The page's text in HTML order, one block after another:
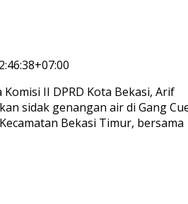
II DPRD Kota Bekasi, Arif
sidak genangan air di Gang
Bekasi Timur, bersama